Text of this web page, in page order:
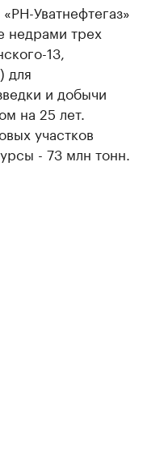
Уватнефтегаз»
недрами трех
13,
для
и добычи
на 25 лет.
участков
- 73 млн тонн.